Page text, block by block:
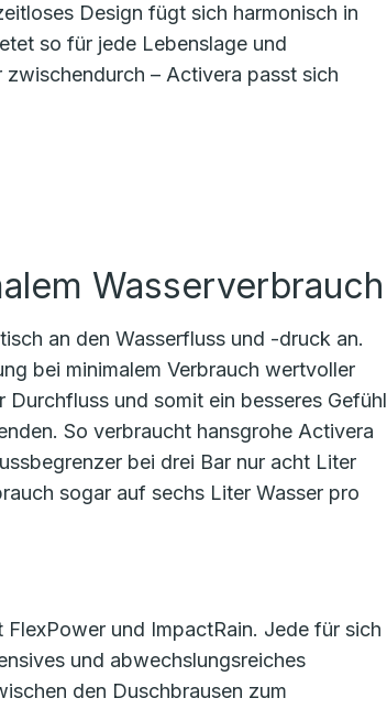
Design fügt sich harmonisch in
so für jede Lebenslage und
– Activera passt sich
Wasserverbrauch
an den Wasserfluss und -druck an.
bei minimalem Verbrauch wertvoller
und somit ein besseres Gefühl
So verbraucht hansgrohe Activera
bei drei Bar nur acht Liter
sogar auf sechs Liter Wasser pro
und ImpactRain. Jede für sich
und abwechslungsreiches
den Duschbrausen zum